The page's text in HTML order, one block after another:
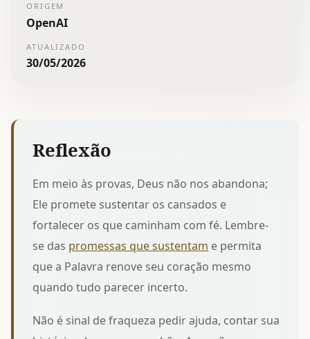
ORIGEM
OpenAI
ATUALIZADO
30/05/2026
Reflexão
Em meio às provas, Deus não nos abandona;
Ele promete sustentar os cansados e
fortalecer os que caminham com fé. Lembre-
se das promessas que sustentam e permita
que a Palavra renove seu coração mesmo
quando tudo parecer incerto.
Não é sinal de fraqueza pedir ajuda, contar sua